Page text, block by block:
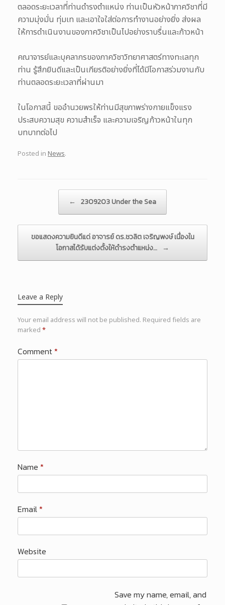
ตลอดระยะเวลาที่ท่านดำรงตำแหน่ง ท่านเป็นหัวหน้าภาควิชาที่มี
ความมุ่งมั่น ทุ่มเท และเอาใจใส่ต่อการทำงานอย่างยิ่ง ส่งผล
ให้การดำเนินงานของภาควิชาเป็นไปอย่างราบรื่นและก้าวหน้า
คณาจารย์และบุคลากรของภาควิชาวิทยาศาสตร์ทางทะเลทุก
ท่าน รู้สึกยินดีและเป็นเกียรติอย่างยิ่งที่ได้มีโอกาสร่วมงานกับ
ท่านตลอดระยะเวลาที่ผ่านมา
ในโอกาสนี้ ขออำนวยพรให้ท่านมีสุขภาพร่างกายแข็งแรง
ประสบความสุข ความสำเร็จ และความเจริญก้าวหน้าในทุก
บทบาทต่อไป
Posted in News.
← 2309203 Under the Sea
ขอแสดงความยินดีแด่ อาจารย์ ดร.ชวลิต เจริญพงษ์ เนื่องใน
โอกาสได้รับแต่งตั้งให้ดำรงตำแหน่ง…
→
Leave a Reply
Your email address will not be published. Required fields are
marked *
Comment*
Name *
Email*
Website
Save my name, email, and